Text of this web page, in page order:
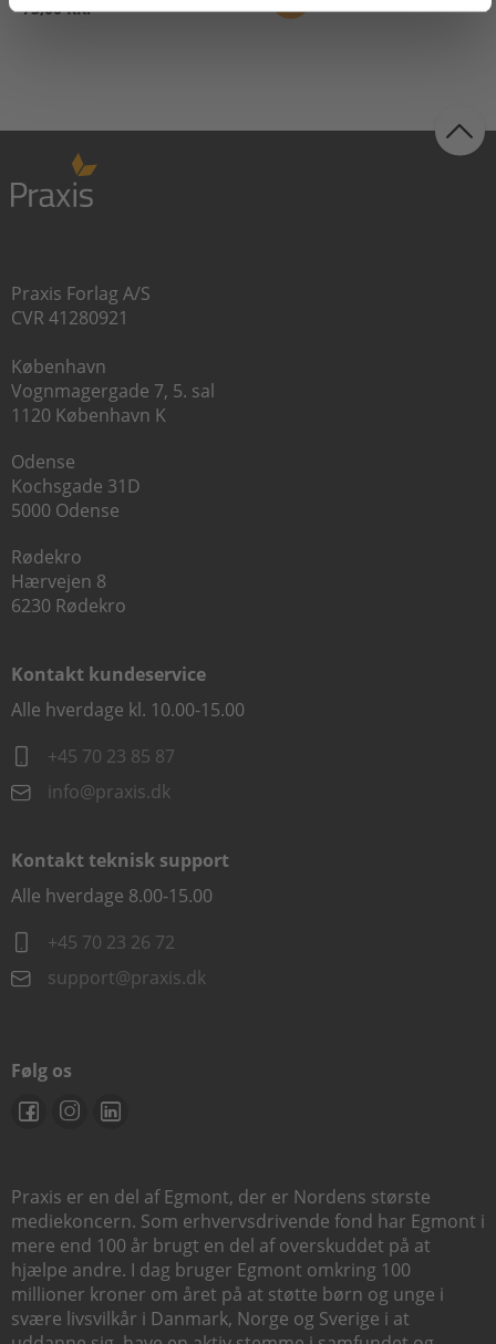
75,00 KR.
Praxis Forlag A/S
CVR 41280921
København
Vognmagergade 7, 5. sal
1120 København K
Odense
Kochsgade 31D
5000 Odense
Rødekro
Hærvejen 8
6230 Rødekro
Kontakt kundeservice
Alle hverdage kl. 10.00-15.00
+45 70 23 85 87
info@praxis.dk
Kontakt teknisk support
Alle hverdage 8.00-15.00
+45 70 23 26 72
support@praxis.dk
Følg os
Praxis er en del af Egmont, der er Nordens største
mediekoncern. Som erhvervsdrivende fond har Egmont i
mere end 100 år brugt en del af overskuddet på at
hjælpe andre. I dag bruger Egmont omkring 100
millioner kroner om året på at støtte børn og unge i
svære livsvilkår i Danmark, Norge og Sverige i at